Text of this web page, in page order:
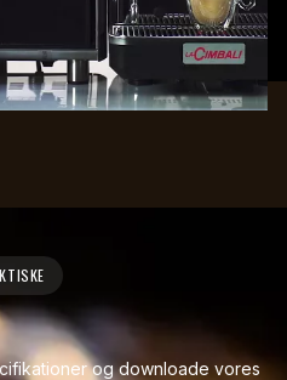
og downloade vores